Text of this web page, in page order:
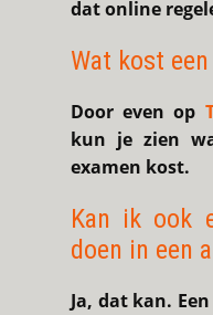
dat online
Wat kost
Door even op
kun je zien
examen kost.
Kan ik ook
doen in een
Ja, dat kan.